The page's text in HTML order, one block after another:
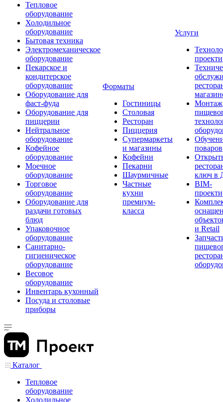
Тепловое
оборудование
Холодильное
оборудование
Бытовая техника
Электромеханическое
оборудование
Пекарское и
кондитерское
оборудование
Оборудование для
фаст-фуда
Оборудование для
пиццерии
Нейтральное
оборудование
Кофейное
оборудование
Моечное
оборудование
Торговое
оборудование
Оборудование для
раздачи готовых
блюд
Упаковочное
оборудование
Санитарно-
гигиеническое
оборудование
Весовое
оборудование
Инвентарь кухонный
Посуда и столовые
приборы
Форматы
Гостиницы
Столовая
Ресторан
Пиццерия
Супермаркеты
и магазины
Кофейни
Пекарни
Шаурмичные
Частные
кухни
премиум-
класса
Услуги
Монтаж
поваров
ключ в
BIM-
и Retail
Каталог
Тепловое
оборудование
Холодильное